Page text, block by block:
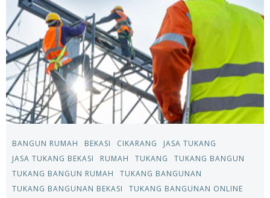
BANGUN RUMAH BEKASI CIKARANG
JASA TUKANG
JASA TUKANG BEKASI
RUMAH TUKANG
TUKANG BANGUN
TUKANG BANGUN RUMAH
TUKANG BANGUNAN
TUKANG BANGUNAN BEKASI
TUKANG BANGUNAN ONLINE